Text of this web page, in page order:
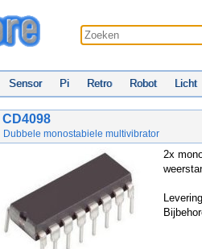
Sensor Pi Retro Robot Licht
CD4098
Dubbele monostabiele multivibrator
2x